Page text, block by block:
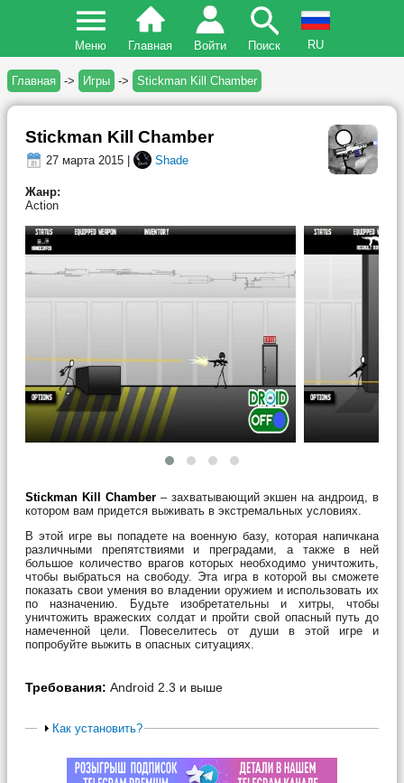
Меню Главная Войти Поиск RU
Главная -> Игры -> Stickman Kill Chamber
Stickman Kill Chamber
27 марта 2015 | Shade
Жанр:
Action
Stickman Kill Chamber– захватывающий экшен на андроид, в
котором вам придется выживать в экстремальных условиях.
В этой игре вы попадете на военную базу, которая напичкана
различными препятствиями и преградами, а также в ней
большое количество врагов которых необходимо уничтожить,
чтобы выбраться на свободу. Эта игра в которой вы сможете
показать свои умения во владении оружием и использовать их
по назначению. Будьте изобретательны и хитры, чтобы
уничтожить вражеских солдат и пройти свой опасный путь до
намеченной цели. Повеселитесь от души в этой игре и
попробуйте выжить в опасных ситуациях.
Требования: Android 2.3 и выше
Как установить?